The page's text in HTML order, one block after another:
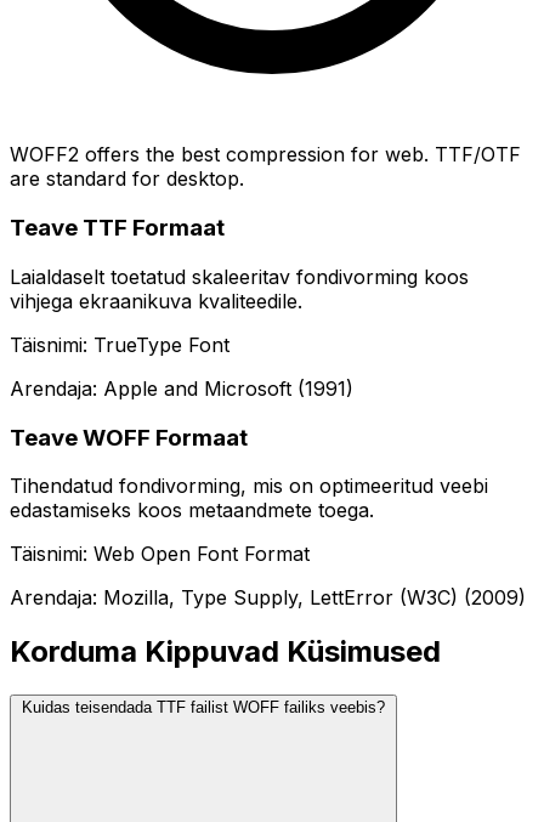
WOFF2 offers the best compression for web. TTF/OTF
are standard for desktop.
Teave TTF Formaat
Laialdaselt toetatud skaleeritav fondivorming koos
vihjega ekraanikuva kvaliteedile.
Täisnimi: TrueType Font
Arendaja: Apple and Microsoft (1991)
Teave WOFF Formaat
Tihendatud fondivorming, mis on optimeeritud veebi
edastamiseks koos metaandmete toega.
Täisnimi: Web Open Font Format
Arendaja: Mozilla, Type Supply, LettError (W3C) (2009)
Korduma Kippuvad Küsimused
Kuidas teisendada TTF failist WOFF failiks veebis?